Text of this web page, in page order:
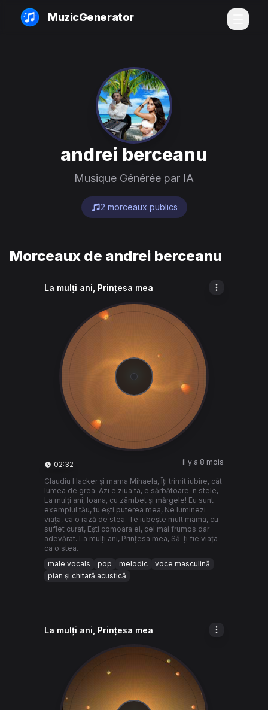
MuzicGenerator
andrei berceanu
Musique Générée par IA
2 morceaux publics
Morceaux de andrei berceanu
La mulți ani, Prințesa mea
02:32 il y a 8 mois
Claudiu Hacker și mama Mihaela, Îți trimit iubire, cât
lumea de grea. Azi e ziua ta, e sărbătoare-n stele,
La mulți ani, Ioana, cu zâmbet și mărgele! Eu sunt
exemplul tău, tu ești puterea mea, Ne luminezi
viața, ca o rază de stea. Te iubește mult mama, cu
suflet curat, Ești comoara ei, cel mai frumos dar
adevărat. La mulți ani, Prințesa mea, Să-ți fie viața
ca o stea.
male vocals
pop melodic
voce masculină
pian și chitară acustică
La mulți ani, Prințesa mea